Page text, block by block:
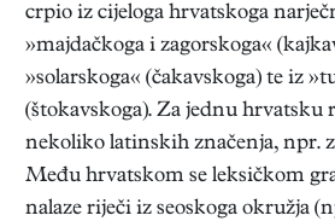
crpio iz cijeloga hrvatskoga
»majdačkoga i zagorskoga«
»solarskoga« (čakavskoga) te iz
(štokavskoga). Za jednu hrvatsku
nekoliko latinskih značenja, npr.
Među hrvatskom se leksičkom
nalaze riječi iz seoskoga okružja